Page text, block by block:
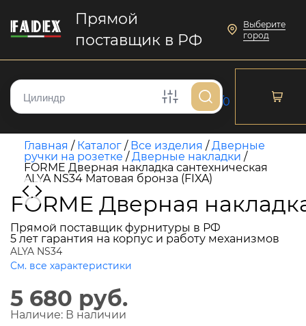
Прямой
поставщик в РФ
Выберите
город
0
Главная / Каталог / Все изделия /Дверные
ручки на розетке /Дверные накладки /
FORME Дверная накладка сантехническая
ALYA NS34 Матовая бронза (FIXA)
FORME Дверная
Прямой поставщик фурнитуры в РФ
5 лет гарантия на корпус и работу механизмов
ALYA NS34
См. все характеристики
5 680 руб.
Наличие: В наличии